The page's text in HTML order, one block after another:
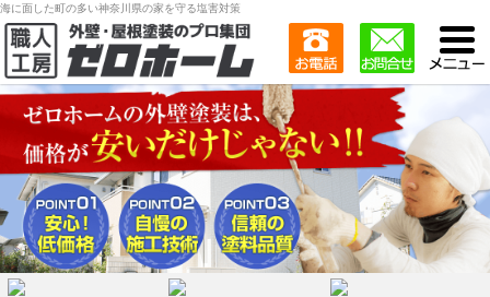
海に面した町の多い神奈川県の家を守る塩害対策